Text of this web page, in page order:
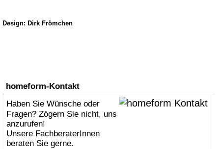
Design: Dirk Frömchen
homeform-Kontakt
Haben Sie Wünsche oder
Fragen? Zögern Sie nicht, uns
anzurufen!
Unsere FachberaterInnen
beraten Sie gerne.